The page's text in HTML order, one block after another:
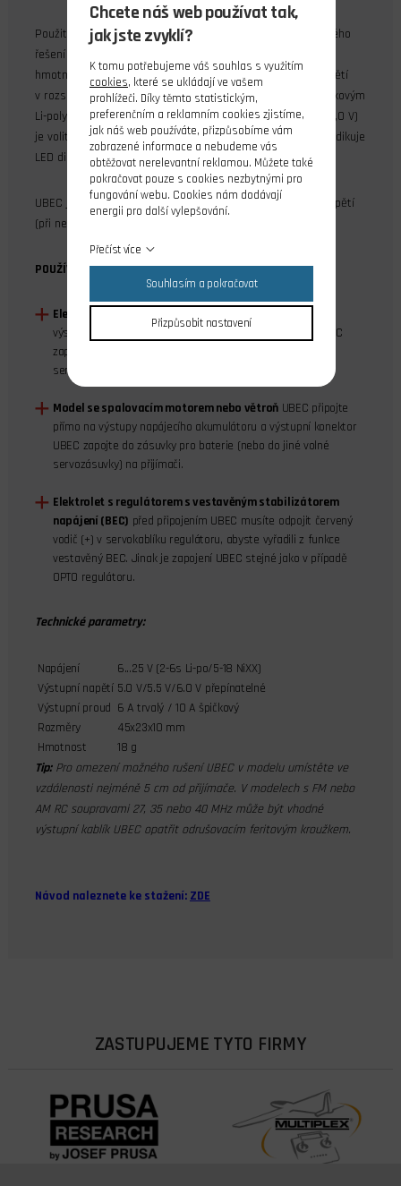
Použití moderních součástek a optimalizovaného obvodového
řešení zaručuje minimalizaci rušení RC soupravy při nízké
hmotnosti a malých rozměrech stabilizátoru. Napájecí napětí
v rozsahu 6-25 V umožňuje UBEC používat až se šestičlánkovým
Li-poly akumulátorem. Výstupní napětí (5,0 V, 5,5 V nebo 6,0 V)
je volitelné s pomocí zkratovací přepojky. Provozní stavy indikuje
LED dioda.
UBEC je vybaven ochranou proti přepólování napájecího napětí
(při nesprávné polaritě UBEC nepracuje).
POUŽÍVÁNÍ UBEC
Elektrolet s OPTO regulátorem:
UBEC připojte přímo na
výstupy pohonného akumulátoru a výstupní konektor UBEC
zapojte do zásuvky pro baterie (nebo do jiné volné
servozásuvky) na přijímači.
Model se spalovacím motorem nebo větroň UBEC připojte
přímo na výstupy napájecího akumulátoru a výstupní konektor
UBEC zapojte do zásuvky pro baterie (nebo do jiné volné
servozásuvky) na přijímači.
Elektrolet s regulátorem s vestavěným stabilizátorem
napájení (BEC) před připojením UBEC musíte odpojit červený
vodič (+) v servokablíku regulátoru, abyste vyřadili z funkce
vestavěný BEC. Jinak je zapojení UBEC stejné jako v případě
OPTO regulátoru.
Technické parametry:
Napájení
6...25 V (2-6s Li-po/5-18 NiXX)
Výstupní napětí 5.0 V/5.5 V/6.0 V přepínatelné
Výstupní proud 6 A trvalý / 10 A špičkový
Rozměry
45x23x10 mm
Hmotnost
18 g
Tip:Pro omezení možného rušení UBEC v modelu umístěte ve
vzdálenosti nejméně 5 cm od přijímače. V modelech s FM nebo
AM RC soupravami 27, 35 nebo 40 MHz může být vhodné
výstupní kablík UBEC opatřit odrušovacím feritovým kroužkem.
Návod naleznete ke stažení: ZDE
ZASTUPUJEME TYTO FIRMY
Chcete náš web používat tak,
jak jste zvyklí?
K tomu potřebujeme váš souhlas s využitím
cookies, které se ukládají ve vašem
prohlížeči. Díky těmto statistickým,
preferenčním a reklamním cookies zjistíme,
jak náš web používáte, přizpůsobíme vám
zobrazené informace a nebudeme vás
obtěžovat nerelevantní reklamou. Můžete také
pokračovat pouze s cookies nezbytnými pro
fungování webu. Cookies nám dodávají
energii pro další vylepšování.
Přečíst více
Souhlasím a pokračovat
Přizpůsobit nastavení